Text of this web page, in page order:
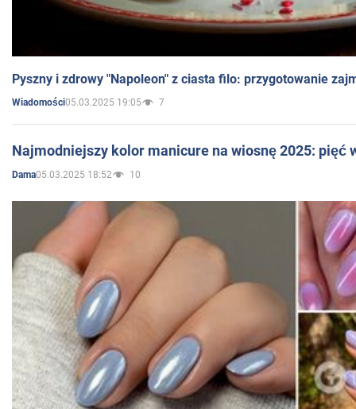
Pyszny i zdrowy "Napoleon" z ciasta filo: przygotowanie
Wiadomości05.03.2025 19:05 7
Najmodniejszy kolor manicure na wiosnę 2025: pięć
Dama05.03.2025 18:52 10